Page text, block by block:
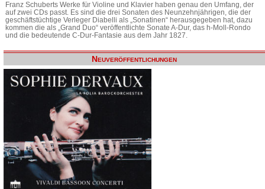
Franz Schuberts Werke für Violine und Klavier haben genau den Umfang, der
auf zwei CDs passt. Es sind die drei Sonaten des Neunzehnjährigen, die der
geschäftstüchtige Verleger Diabelli als „Sonatinen“ herausgegeben hat, dazu
kommen die als „Grand Duo“ veröffentlichte Sonate A-Dur, das h-Moll-Rondo
und die bedeutende C-Dur-Fantasie aus dem Jahr 1827.
Neuveröffentlichungen